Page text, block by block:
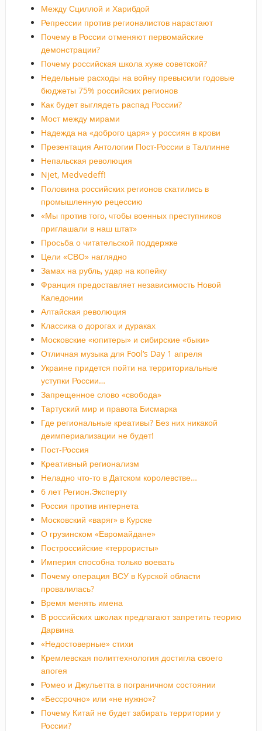
Между Сциллой и Харибдой
Репрессии против регионалистов нарастают
Почему в России отменяют первомайские
демонстрации?
Почему российская школа хуже советской?
Недельные расходы на войну превысили годовые
бюджеты 75% российских регионов
Как будет выглядеть распад России?
Мост между мирами
Надежда на «доброго царя» у россиян в крови
Презентация Антологии Пост-России в Таллинне
Непальская революция
Njet, Medvedeff!
Половина российских регионов скатились в
промышленную рецессию
«Мы против того, чтобы военных преступников
приглашали в наш штат»
Просьба о читательской поддержке
Цели «СВО» наглядно
Замах на рубль, удар на копейку
Франция предоставляет независимость Новой
Каледонии
Алтайская революция
Классика о дорогах и дураках
Московские «юпитеры» и сибирские «быки»
Отличная музыка для Fool’s Day 1 апреля
Украине придется пойти на территориальные
уступки России…
Запрещенное слово «свобода»
Тартуский мир и правота Бисмарка
Где региональные креативы? Без них никакой
деимпериализации не будет!
Пост-Россия
Креативный регионализм
Неладно что-то в Датском королевстве…
6 лет Регион.Эксперту
Россия против интернета
Московский «варяг» в Курске
О грузинском «Евромайдане»
Построссийские «террористы»
Империя способна только воевать
Почему операция ВСУ в Курской области
провалилась?
Время менять имена
В российских школах предлагают запретить теорию
Дарвина
«Недостоверные» стихи
Кремлевская политтехнология достигла своего
апогея
Ромео и Джульетта в пограничном состоянии
«Бессрочно» или «не нужно»?
Почему Китай не будет забирать территории у
России?